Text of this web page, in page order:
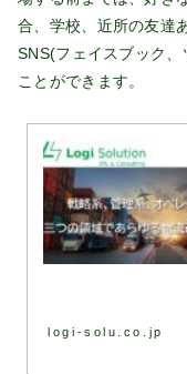
合、学校、近所の友達
SNS(フェイスブック
ことができます。
logi-solu.co.jp